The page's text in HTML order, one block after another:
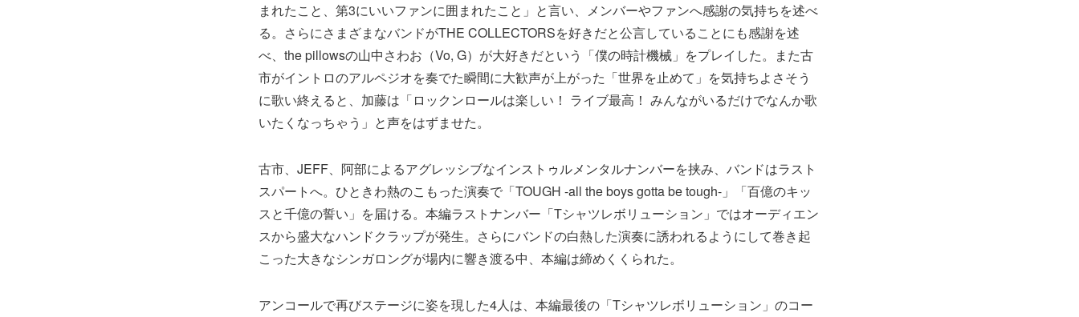
まれたこと、第3にいいファンに囲まれたこと」と言い、メンバーやファンへ感謝の気持ちを述べ
る。さらにさまざまなバンドがTHE COLLECTORSを好きだと公言していることにも感謝を述
べ、the pillowsの山中さわお（Vo, G）が大好きだという「僕の時計機械」をプレイした。また古
市がイントロのアルペジオを奏でた瞬間に大歓声が上がった「世界を止めて」を気持ちよさそう
に歌い終えると、加藤は「ロックンロールは楽しい！ ライブ最高！ みんながいるだけでなんか歌
いたくなっちゃう」と声をはずませた。
古市、JEFF、阿部によるアグレッシブなインストゥルメンタルナンバーを挟み、バンドはラスト
スパートへ。ひときわ熱のこもった演奏で「TOUGH -all the boys gotta be tough-」「百億のキッ
スと千億の誓い」を届ける。本編ラストナンバー「Tシャツレボリューション」ではオーディエン
スから盛大なハンドクラップが発生。さらにバンドの白熱した演奏に誘われるようにして巻き起
こった大きなシンガロングが場内に響き渡る中、本編は締めくくられた。
アンコールで再びステージに姿を現した4人は、本編最後の「Tシャツレボリューション」のコー